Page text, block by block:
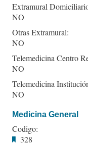
Extramural
NO
Otras Extramural:
NO
Telemedicina Centro
NO
Telemedicina
NO
Medicina General
Codigo:
328